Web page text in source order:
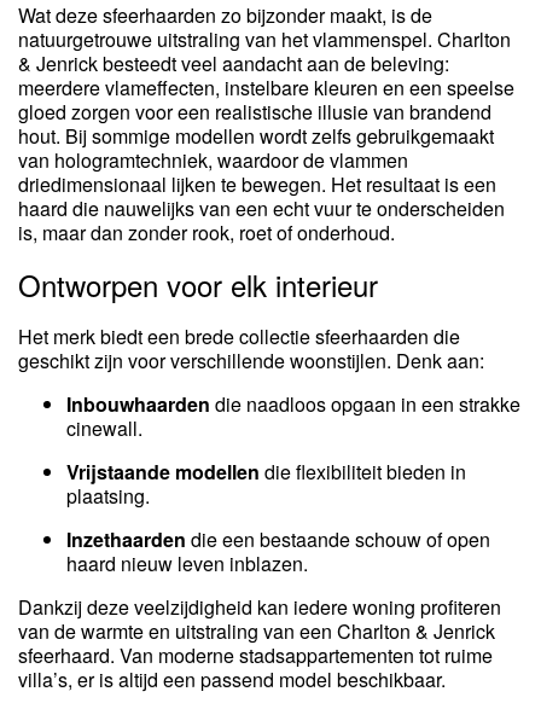
Wat deze sfeerhaarden zo bijzonder maakt, is de
natuurgetrouwe uitstraling van het vlammenspel. Charlton
& Jenrick besteedt veel aandacht aan de beleving:
meerdere vlameffecten, instelbare kleuren en een speelse
gloed zorgen voor een realistische illusie van brandend
hout. Bij sommige modellen wordt zelfs gebruikgemaakt
van hologramtechniek, waardoor de vlammen
driedimensionaal lijken te bewegen. Het resultaat is een
haard die nauwelijks van een echt vuur te onderscheiden
is, maar dan zonder rook, roet of onderhoud.
Ontworpen voor elk interieur
Het merk biedt een brede collectie sfeerhaarden die
geschikt zijn voor verschillende woonstijlen. Denk aan:
Inbouwhaarden die naadloos opgaan in een strakke
cinewall.
Vrijstaande modellen die flexibiliteit bieden in
plaatsing.
Inzethaarden die een bestaande schouw of open
haard nieuw leven inblazen.
Dankzij deze veelzijdigheid kan iedere woning profiteren
van de warmte en uitstraling van een Charlton & Jenrick
sfeerhaard. Van moderne stadsappartementen tot ruime
villa’s, er is altijd een passend model beschikbaar.